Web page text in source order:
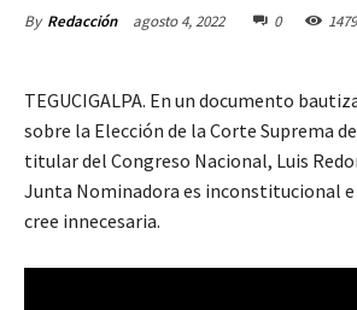
By Redacción agosto 4, 2022 0 1479
TEGUCIGALPA. En un documento
sobre la Elección de la Corte Suprema
titular del Congreso Nacional, Luis
Junta Nominadora es inconstitucional
cree innecesaria.